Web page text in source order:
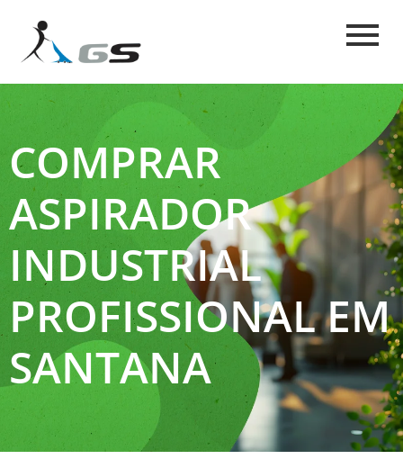
COMPRAR
ASPIRADOR
INDUSTRIAL
PROFISSIONAL EM
SANTANA